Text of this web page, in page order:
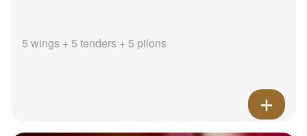
5 wings + 5 tenders + 5 pilons